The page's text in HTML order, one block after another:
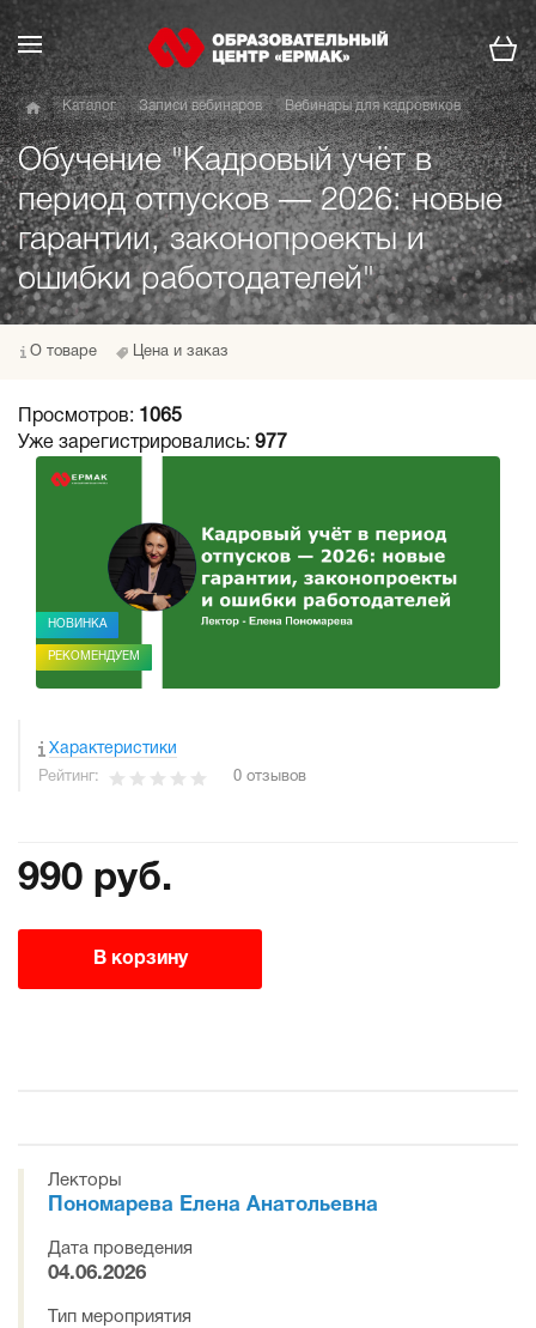
Каталог Записи вебинаров Вебинары для кадровиков
Обучение "Кадровый учёт в
период отпусков — 2026: новые
гарантии, законопроекты и
ошибки работодателей"
О товаре Цена и заказ
Просмотров:
1065
Уже зарегистрировались: 977
НОВИНКА
РЕКОМЕНДУЕМ
Характеристики
Рейтинг: 0 отзывов
990 руб.
В корзину
Лекторы
Пономарева Елена Анатольевна
Дата проведения
04.06.2026
Тип мероприятия